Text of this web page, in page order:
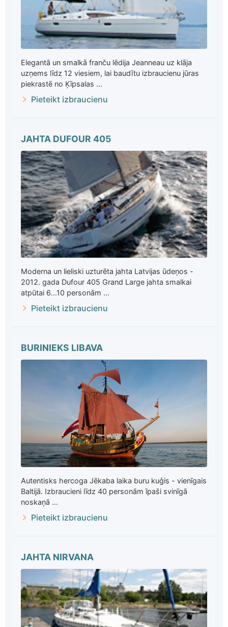
Elegantā un smalkā franču lēdija Jeanneau uz klāja
uzņems līdz 12 viesiem, lai baudītu izbraucienu jūras
piekrastē no Ķīpsalas ...
Pieteikt izbraucienu
JAHTA DUFOUR 405
Moderna un lieliski uzturēta jahta Latvijas ūdeņos -
2012. gada Dufour 405 Grand Large jahta smalkai
atpūtai 6...10 personām ...
Pieteikt izbraucienu
BURINIEKS LIBAVA
Autentisks hercoga Jēkaba laika buru kuģis - vienīgais
Baltijā. Izbraucieni līdz 40 personām īpaši svinīgā
noskaņā ...
Pieteikt izbraucienu
JAHTA NIRVANA